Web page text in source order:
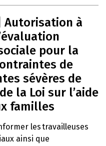
Autorisation à
pour la
de
sévères de
la Loi sur l’aide
familles
les travailleuses
ainsi que